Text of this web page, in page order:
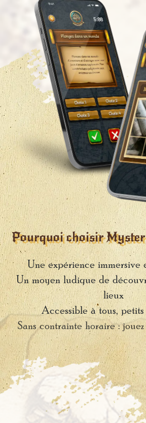
Pourquoi choisir
Une expérience immersive
️Un moyen ludique de
lieux
Accessible à tous, petits
Sans contrainte horaire :